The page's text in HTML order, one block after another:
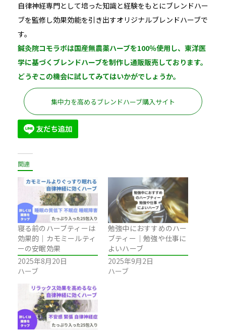
自律神経専門として培った知識と経験をもとにブレンドハー
ブを監修し効果効能を引き出すオリジナルブレンドハーブで
す。
鍼灸院コモラボは国産無農薬ハーブを100％使用し、東洋医
学に基づくブレンドハーブを制作し通販販売しております。
どうぞこの機会に試してみてはいかがでしょうか。
集中力を高めるブレンドハーブ購入サイト
関連
寝る前のハーブティーは
効果的｜カモミールティ
ーの安眠効果
2025年8月20日
ハーブ
勉強中におすすめのハー
ブティー｜勉強や仕事に
よいハーブ
2025年9月2日
ハーブ